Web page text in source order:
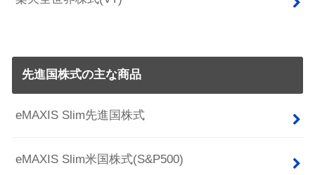
先進国株式の主な商品
eMAXIS Slim先進国株式
eMAXIS Slim米国株式(S&P500)